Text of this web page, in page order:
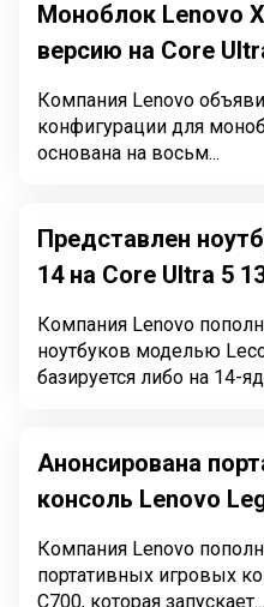
Моноблок Lenovo
версию на Core
Компания Lenovo
конфигурации для
основана на восьм...
Представлен
14 на Core Ultra 5
Компания Lenovo
ноутбуков моделью
базируется либо на 14-
Анонсирована
консоль Lenovo
Компания Lenovo
портативных игровых
C700, которая запускает...